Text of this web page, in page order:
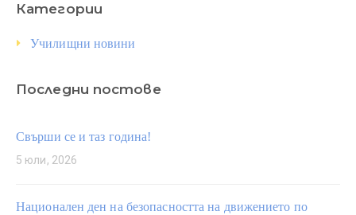
Категории
Училищни новини
Последни постове
Свърши се и таз година!
5 юли, 2026
Национален ден на безопасността на движението по